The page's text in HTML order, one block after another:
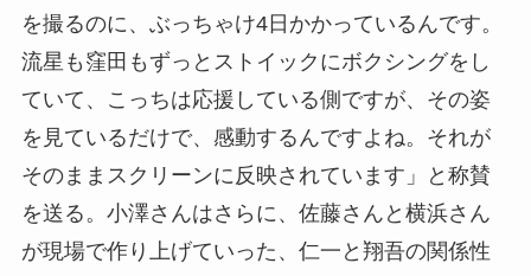
を撮るのに、ぶっちゃけ4日かかっているんです。
流星も窪田もずっとストイックにボクシングをし
ていて、こっちは応援している側ですが、その姿
を見ているだけで、感動するんですよね。それが
そのままスクリーンに反映されています」と称賛
を送る。小澤さんはさらに、佐藤さんと横浜さん
が現場で作り上げていった、仁一と翔吾の関係性